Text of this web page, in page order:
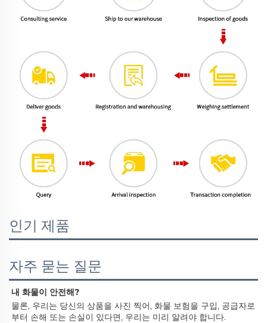
인기 제품
자주 묻는 질문
내 화물이 안전해?
물론, 우리는 당신의 상품을 사진 찍어, 화물 보험을 구입, 공급자로
부터 손해 또는 손실이 있다면, 우리는 미리 알려야 합니다.